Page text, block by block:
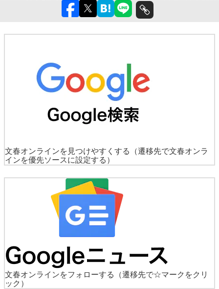
文春オンラインを見つけやすくする
（遷移先で文春オンラ
インを優先ソースに設定する）
文春オンラインをフォローする
（遷移先で☆マークをクリ
ック）